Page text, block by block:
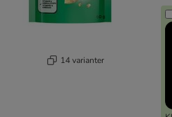
14 varianter